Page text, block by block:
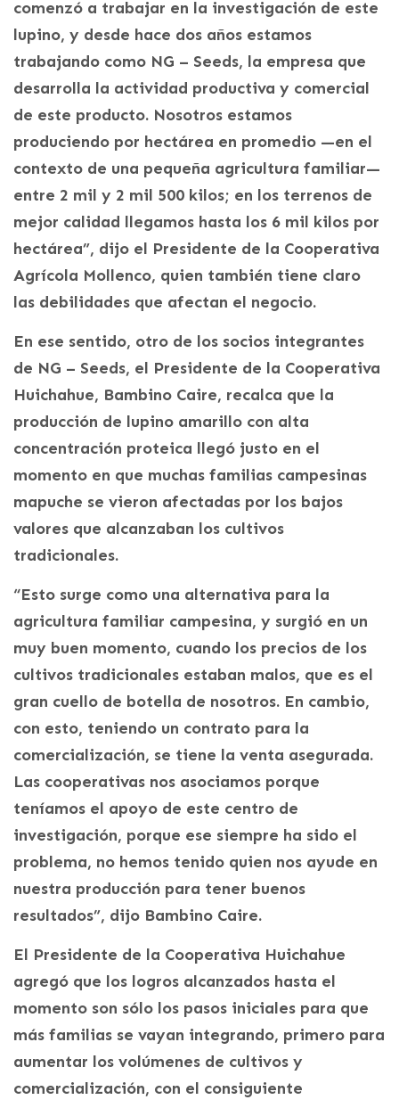
comenzó a trabajar en la investigación de este
lupino, y desde hace dos años estamos
trabajando como NG – Seeds, la empresa que
desarrolla la actividad productiva y comercial
de este producto. Nosotros estamos
produciendo por hectárea en promedio —en el
contexto de una pequeña agricultura familiar—
entre 2 mil y 2 mil 500 kilos; en los terrenos de
mejor calidad llegamos hasta los 6 mil kilos por
hectárea”, dijo el Presidente de la Cooperativa
Agrícola Mollenco, quien también tiene claro
las debilidades que afectan el negocio.
En ese sentido, otro de los socios integrantes
de NG – Seeds, el Presidente de la Cooperativa
Huichahue, Bambino Caire, recalca que la
producción de lupino amarillo con alta
concentración proteica llegó justo en el
momento en que muchas familias campesinas
mapuche se vieron afectadas por los bajos
valores que alcanzaban los cultivos
tradicionales.
“Esto surge como una alternativa para la
agricultura familiar campesina, y surgió en un
muy buen momento, cuando los precios de los
cultivos tradicionales estaban malos, que es el
gran cuello de botella de nosotros. En cambio,
con esto, teniendo un contrato para la
comercialización, se tiene la venta asegurada.
Las cooperativas nos asociamos porque
teníamos el apoyo de este centro de
investigación, porque ese siempre ha sido el
problema, no hemos tenido quien nos ayude en
nuestra producción para tener buenos
resultados”, dijo Bambino Caire.
El Presidente de la Cooperativa Huichahue
agregó que los logros alcanzados hasta el
momento son sólo los pasos iniciales para que
más familias se vayan integrando, primero para
aumentar los volúmenes de cultivos y
comercialización, con el consiguiente